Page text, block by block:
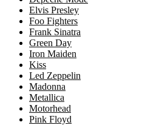
Elvis Presley
Foo Fighters
Frank Sinatra
Green Day
Iron Maiden
Kiss
Led Zeppelin
Madonna
Metallica
Motorhead
Pink Floyd